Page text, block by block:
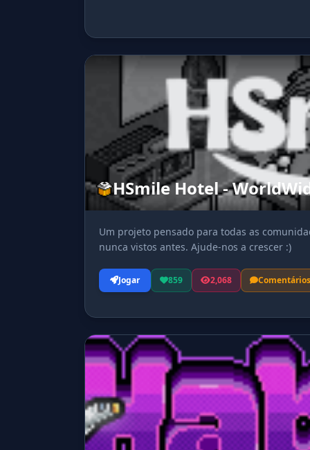
HSmile Hotel -
Um projeto pensado para todas as
nunca vistos antes. Ajude-nos a crescer :)
Jogar 859 2,068 Comentários